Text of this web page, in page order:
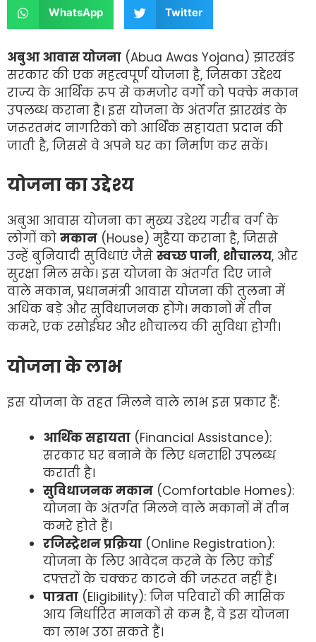
WhatsApp Twitter
अबुआ आवास योजना (Abua Awas Yojana) झारखंड
सरकार की एक महत्वपूर्ण योजना है, जिसका उद्देश्य
राज्य के आर्थिक रूप से कमजोर वर्गों को पक्के मकान
उपलब्ध कराना है। इस योजना के अंतर्गत झारखंड के
जरूरतमंद नागरिकों को आर्थिक सहायता प्रदान की
जाती है, जिससे वे अपने घर का निर्माण कर सकें।
योजना का उद्देश्य
अबुआ आवास योजना का मुख्य उद्देश्य गरीब वर्ग के
लोगों को मकान (House) मुहैया कराना है, जिससे
उन्हें बुनियादी सुविधाएं जैसे स्वच्छ पानी, शौचालय, और
सुरक्षा मिल सके। इस योजना के अंतर्गत दिए जाने
वाले मकान, प्रधानमंत्री आवास योजना की तुलना में
अधिक बड़े और सुविधाजनक होंगे। मकानों में तीन
कमरे, एक रसोईघर और शौचालय की सुविधा होगी।
योजना के लाभ
इस योजना के तहत मिलने वाले लाभ इस प्रकार हैं:
आर्थिक सहायता (Financial Assistance):
सरकार घर बनाने के लिए धनराशि उपलब्ध
कराती है।
सुविधाजनक मकान (Comfortable Homes):
योजना के अंतर्गत मिलने वाले मकानों में तीन
कमरे होते हैं।
रजिस्ट्रेशन प्रक्रिया (Online Registration):
योजना के लिए आवेदन करने के लिए कोई
दफ्तरों के चक्कर काटने की जरूरत नहीं है।
पात्रता (Eligibility): जिन परिवारों की मासिक
आय निर्धारित मानकों से कम है, वे इस योजना
का लाभ उठा सकते हैं।